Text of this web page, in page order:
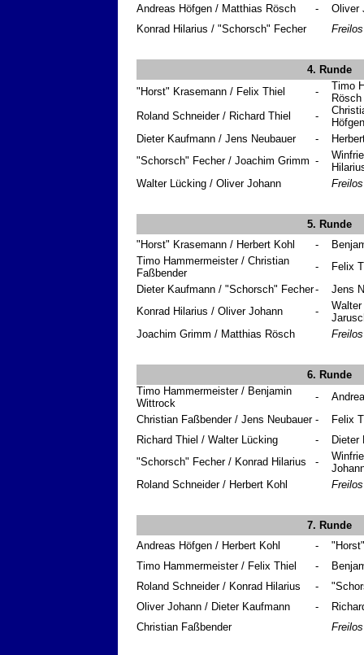
Andreas Höfgen / Matthias Rösch
-
Oliver
Konrad Hilarius / "Schorsch" Fecher
Freilos
4. Runde
"Horst" Krasemann / Felix Thiel
-
Timo
Rösch
Roland Schneider / Richard Thiel
-
Höfgen
Dieter Kaufmann / Jens Neubauer
-
"Schorsch" Fecher / Joachim Grimm -
Walter Lücking / Oliver Johann
Freilos
5. Runde
"Horst" Krasemann / Herbert Kohl
-
Timo Hammermeister / Christian
Faßbender
-
Felix
Dieter Kaufmann / "Schorsch" Fecher-
Jens
Konrad Hilarius / Oliver Johann
-
Joachim Grimm / Matthias Rösch
Freilos
6. Runde
Timo Hammermeister / Benjamin
Wittrock
-
Christian Faßbender / Jens Neubauer -
Felix
Richard Thiel / Walter Lücking
-
Dieter
"Schorsch" Fecher / Konrad Hilarius
-
Roland Schneider / Herbert Kohl
Freilos
7. Runde
Andreas Höfgen / Herbert Kohl
-
Timo Hammermeister / Felix Thiel
-
Roland Schneider / Konrad Hilarius
-
Oliver Johann / Dieter Kaufmann
-
Christian Faßbender
Freilos